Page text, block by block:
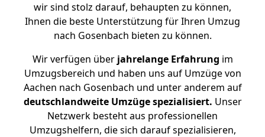
wir sind stolz darauf, behaupten zu können,
Ihnen die beste Unterstützung für Ihren Umzug
nach Gosenbach bieten zu können.
Wir verfügen überjahrelange Erfahrung im
Umzugsbereich und haben uns auf Umzüge von
Aachen nach Gosenbach und unter anderem auf
deutschlandweite Umzüge spezialisiert. Unser
Netzwerk besteht aus professionellen
Umzugshelfern, die sich darauf spezialisieren,